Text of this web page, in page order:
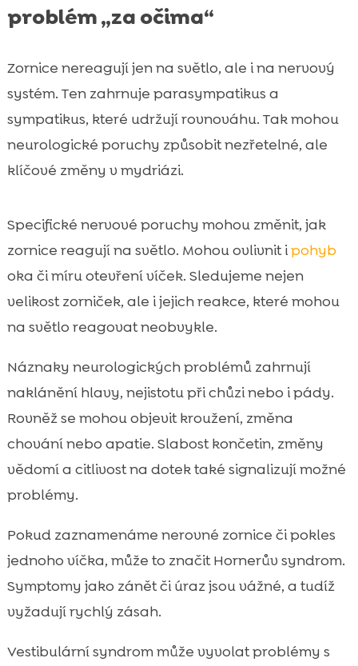
problém „za očima“
Zornice nereagují jen na světlo, ale i na nervový
systém. Ten zahrnuje parasympatikus a
sympatikus, které udržují rovnováhu. Tak mohou
neurologické poruchy způsobit nezřetelné, ale
klíčové změny v mydriázi.
Specifické nervové poruchy mohou změnit, jak
zornice reagují na světlo. Mohou ovlivnit ipohyb
oka či míru otevření víček. Sledujeme nejen
velikost zorniček, ale i jejich reakce, které mohou
na světlo reagovat neobvykle.
Náznaky neurologických problémů zahrnují
naklánění hlavy, nejistotu při chůzi nebo i pády.
Rovněž se mohou objevit kroužení, změna
chování nebo apatie. Slabost končetin, změny
vědomí a citlivost na dotek také signalizují možné
problémy.
Pokud zaznamenáme nerovné zornice či pokles
jednoho víčka, může to značit Hornerův syndrom.
Symptomy jako zánět či úraz jsou vážné, a tudíž
vyžadují rychlý zásah.
Vestibulární syndrom může vyvolat problémy s